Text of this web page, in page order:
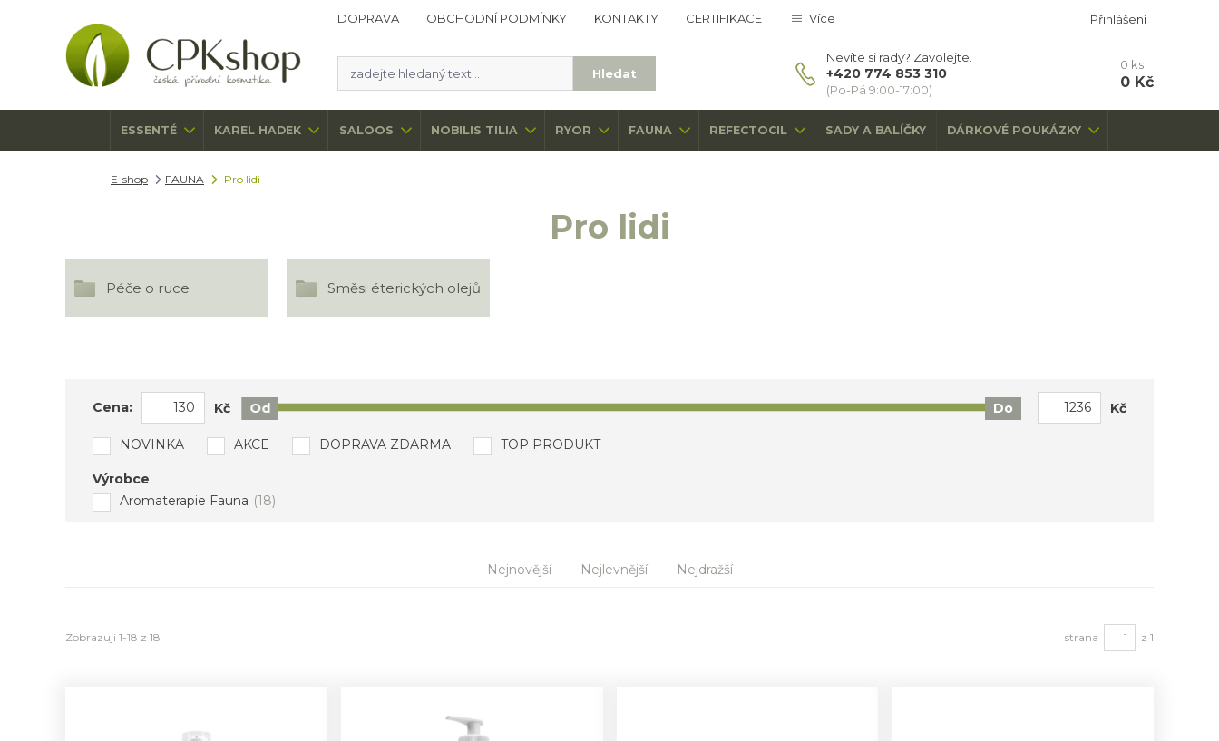
DOPRAVA OBCHODNÍ PODMÍNKY KONTAKTY CERTIFIKACE Více Přihlášení
Hledat
Nevíte si rady? Zavolejte.
+420 774 853 310
(Po-Pá 9:00-17:00)
0 ks
0 Kč
ESSENTÉ KAREL HADEK SALOOS NOBILIS TILIA RYOR FAUNA REFECTOCIL SADY A BALÍČKY DÁRKOVÉ POUKÁZKY
E-shop FAUNA Pro lidi
Pro lidi
Péče o ruce Směsi éterických olejů
Cena: Kč Od Do Kč
NOVINKA AKCE DOPRAVA ZDARMA TOP PRODUKT
Výrobce
Aromaterapie Fauna (18)
Nejnovější Nejlevnější Nejdražší
Zobrazuji 1-18 z 18 strana z 1